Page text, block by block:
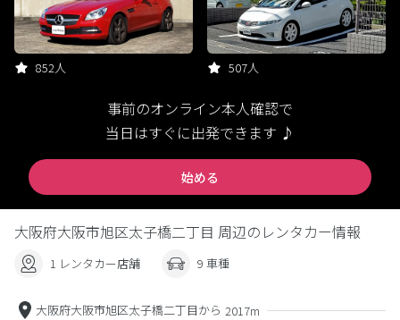
852人 507人
事前のオンライン本人確認で
当日はすぐに出発できます ♪
始める
大阪府大阪市旭区太子橋二丁目 周辺のレンタカー情報
1 レンタカー店舗 9 車種
大阪府大阪市旭区太子橋二丁目から 2017m